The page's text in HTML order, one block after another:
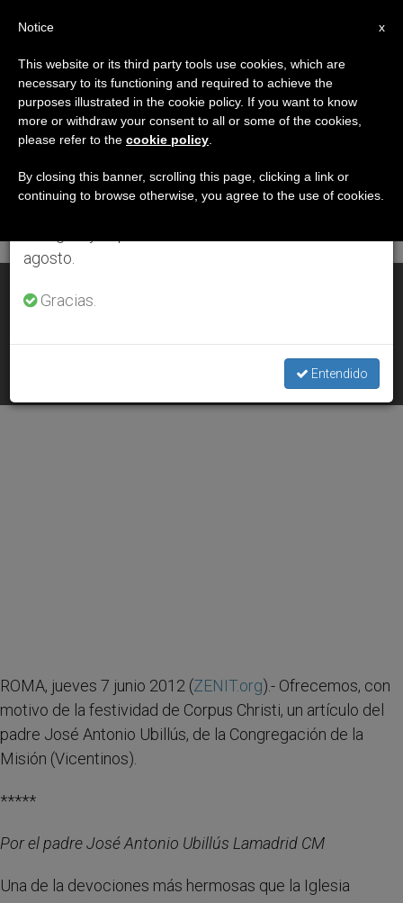
DÍA
Junio 7th, 2012
ÚLTIMAS NOTICIAS
JUN 07, 2012 00:00
ROMA, jueves 7 junio 2012 (ZENIT.org).- Ofrecemos, con
motivo de la festividad de Corpus Christi, un artículo del
padre José Antonio Ubillús, de la Congregación de la
Misión (Vicentinos).
*****
Por el padre José Antonio Ubillús Lamadrid CM
Una de la devociones más hermosas que la Iglesia
×
Aviso importante
Del 27 de julio al 7 de agosto haremos la pausa
anual, aprovechando que en el periodo de verano
se generan menos informaciones y también el
agosto.
Gracias.
Entendido
x
Notice
This website or its third party tools use cookies, which are
necessary to its functioning and required to achieve the
purposes illustrated in the cookie policy. If you want to know
more or withdraw your consent to all or some of the cookies,
please refer to the cookie policy
By closing this banner, scrolling this page, clicking a link or
continuing to browse otherwise, you agree to the use of cookies.